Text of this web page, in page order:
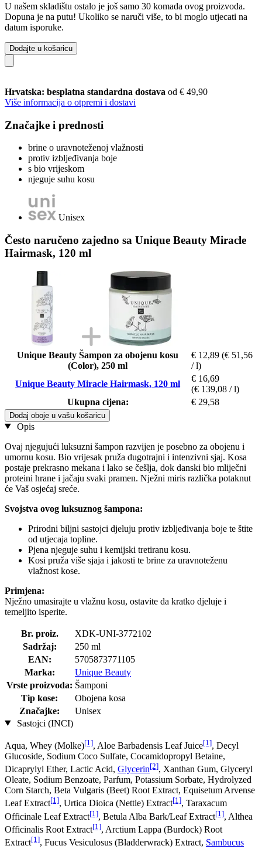
U našem skladištu ostalo je još samo 30 komada ovog proizvoda.
Dopuna je na putu! Ukoliko se naruči više, to bi moglo utjecati na
datum isporuke.
Dodajte u košaricu
Hrvatska: besplatna standardna dostava od € 49,90
Više informacija o otpremi i dostavi
Značajke i prednosti
brine o uravnoteženoj vlažnosti
protiv izbljeđivanja boje
s bio vrijeskom
njeguje suhu kosu
Unisex
Često naručeno zajedno sa Unique Beauty Miracle
Hairmask, 120 ml
Unique Beauty Šampon za obojenu kosu
(Color), 250 ml
€ 12,89 (€ 51,56
/ l)
Unique Beauty Miracle Hairmask, 120 ml
€ 16,69
(€ 139,08 / l)
Ukupna cijena:
€ 29,58
Dodaj oboje u vašu košaricu
Opis
Ovaj njegujući luksuzni šampon razvijen je posebno za obojenu i
umornu kosu. Bio vrijesak pruža dugotrajni i intenzivni sjaj. Kosa
postaje prekrasno mekana i lako se češlja, dok danski bio mliječni
proteini hrane i jačaju svaki pramen. Nježni miris različka potaknut
će Vaš osjećaj sreće.
Svojstva ovog luksuznog šampona:
Prirodni biljni sastojci djeluju protiv izbljeđivanja boje te štite
od utjecaja topline.
Pjena njeguje suhu i kemijski tretiranu kosu.
Kosi pruža više sjaja i jakosti te brine za uravnoteženu
vlažnost kose.
Primjena:
Nježno umasirajte u vlažnu kosu, ostavite da kratko djeluje i
temeljito isperite.
Br. proiz.
XDK-UNI-3772102
Sadržaj:
250 ml
EAN:
5705873771105
Marka:
Unique Beauty
Vrste proizvoda: Šamponi
Tip kose:
Obojena kosa
Značajke:
Unisex
Sastojci (INCI)
Aqua, Whey (Molke)[1], Aloe Barbadensis Leaf Juice[1], Decyl
Glucoside, Sodium Coco­ Sulfate, Cocamidopropyl Betaine,
Dicaprylyl Ether, Lactic Acid, Glycerin[2], Xanthan Gum, Glyceryl
Oleate, Sodium Benzoate, Parfum, Potassium Sorbate, Hydrolyzed
Corn Starch, Beta Vulgaris (Beet) Root Extract, Equisetum Arvense
Leaf Extract[1], Urtica Dioica (Nettle) Extract[1], Taraxacum
Officinale Leaf Extract[1], Betula Alba Bark/Leaf Extract[1], Althea
Officinalis Root Extract[1], Arctium Lappa (Burdock) Root
Extract[1], Fucus Vesiculosus (Bladderwrack) Extract, Sambucus